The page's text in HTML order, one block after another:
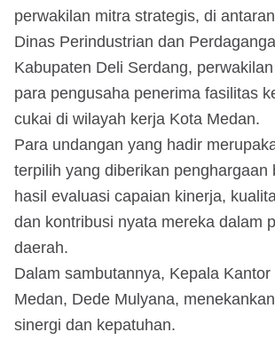
perwakilan mitra strategis, di
Dinas Perindustrian dan
Kabupaten Deli Serdang,
para pengusaha penerima fasilitas
cukai di wilayah kerja Kota Medan.
Para undangan yang hadir
terpilih yang diberikan penghargaan
hasil evaluasi capaian kinerja,
dan kontribusi nyata mereka dalam
daerah.
Dalam sambutannya, Kepala
Medan, Dede Mulyana,
sinergi dan kepatuhan.